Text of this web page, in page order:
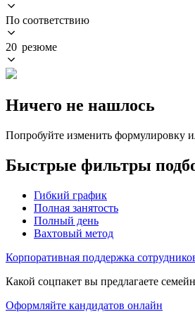
По соответствию
20 резюме
Ничего не нашлось
Попробуйте изменить формулировку
Быстрые фильтры
Гибкий график
Полная занятость
Полный день
Вахтовый метод
Корпоративная поддержка
Какой соцпакет вы предлагаете
Оформляйте кандидатов онлайн